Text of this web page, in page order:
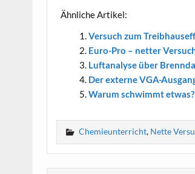
Ähn­li­che Artikel:
Ver­such zum
Euro-Pro – net­ter
Luft­ana­ly­se über
Der exter­ne VGA-
War­um schwimmt
Chemieunterricht, Nette